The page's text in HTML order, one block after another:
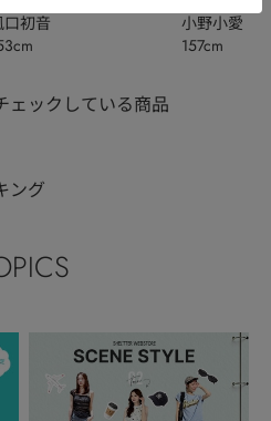
口初音
小野小愛
157cm
ェックしている商品
ング